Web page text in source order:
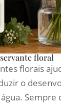
floral
florais
o
Sempre